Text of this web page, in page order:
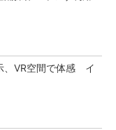
、VR空間で体感 イ